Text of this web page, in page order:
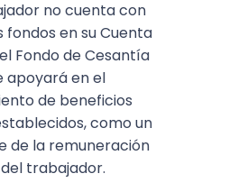
no cuenta con
fondos en su Cuenta
Fondo de Cesantía
apoyará en el
de beneficios
como un
de la remuneración
trabajador.